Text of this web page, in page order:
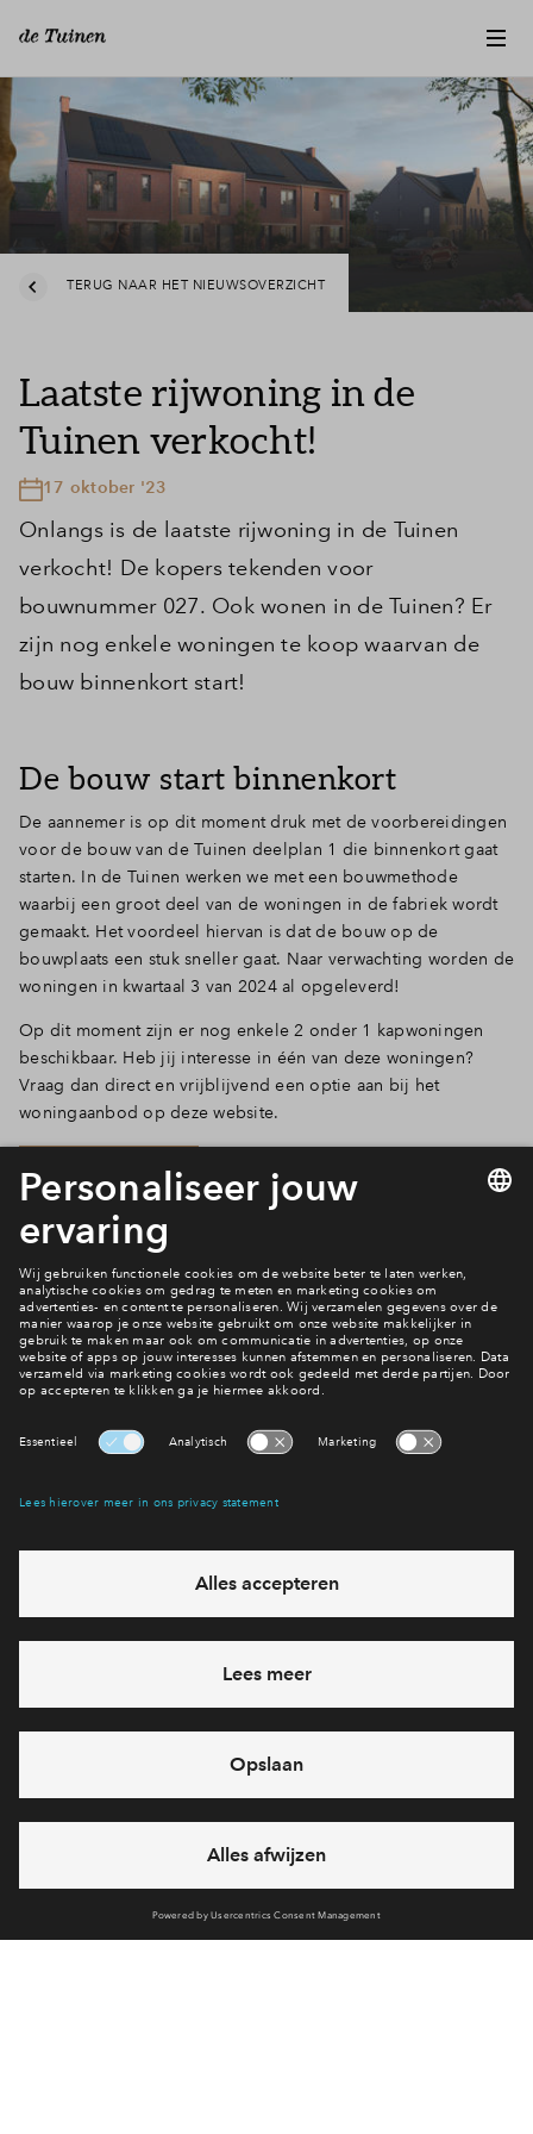
Inloggen
TERUG NAAR HET NIEUWSOVERZICHT
Laatste rijwoning in de
Tuinen verkocht!
17 oktober '23
Onlangs is de laatste rijwoning in de Tuinen
verkocht! De kopers tekenden voor
bouwnummer 027. Ook wonen in de Tuinen? Er
zijn nog enkele woningen te koop waarvan de
bouw binnenkort start!
De bouw start binnenkort
De aannemer is op dit moment druk met de voorbereidingen
voor de bouw van de Tuinen deelplan 1 die binnenkort gaat
starten. In de Tuinen werken we met een bouwmethode
waarbij een groot deel van de woningen in de fabriek wordt
gemaakt. Het voordeel hiervan is dat de bouw op de
bouwplaats een stuk sneller gaat. Naar verwachting worden de
woningen in kwartaal 3 van 2024 al opgeleverd!
Op dit moment zijn er nog enkele 2 onder 1 kapwoningen
beschikbaar. Heb jij interesse in één van deze woningen?
Vraag dan direct en vrijblijvend een optie aan bij het
woningaanbod op deze website.
Optie aanvragen
Wonen in De Tuinen?
Bekijk het woningaanbod
Hiermee blijf je op de hoogte van het belangrijkste nieuws en
Ja, ik wil mij aanmelden
Heb je een vraag en wil je direct antwoord? Bel ons op088
-71 22 619
6 dagen per week beschikbaar (behalve tijdens
via telefoon